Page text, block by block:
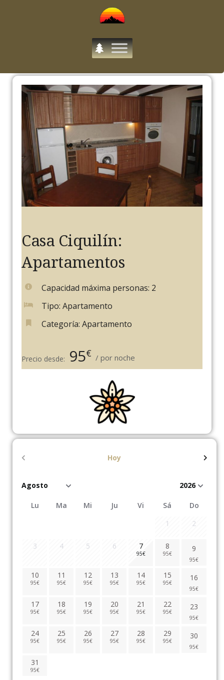
Casa Ciquilín:
Apartamentos
Capacidad máxima personas: 2
Tipo: Apartamento
Categoría: Apartamento
Precio desde: 95€ por noche
Hoy
Lu Ma Mi Ju Vi Sá
Do
1
2
3 4 5 6 7
95€
8
95€
9
95€
10
95€
11
95€
12
95€
13
95€
14
95€
15
95€
16
95€
17
95€
18
95€
19
95€
20
95€
21
95€
22
95€
23
95€
24
95€
25
95€
26
95€
27
95€
28
95€
29
95€
30
95€
31
95€